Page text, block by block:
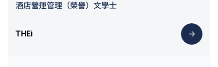
酒店營運管理（榮譽）文學士
THEi